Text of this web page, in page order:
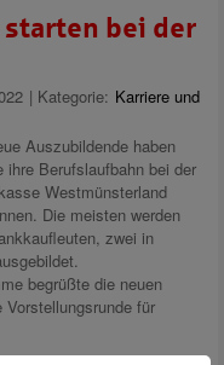
bei der
| Kategorie: Karriere und
Auszubildende haben
ihre Berufslaufbahn bei der
Westmünsterland
Die meisten werden
zwei in
begrüßte die neuen
für